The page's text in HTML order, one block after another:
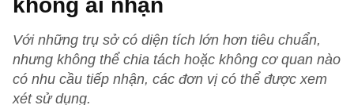
Với những trụ sở có diện tích lớn hơn tiêu chuẩn,
nhưng không thể chia tách hoặc không cơ quan nào
có nhu cầu tiếp nhận, các đơn vị có thể được xem
xét sử dụng.